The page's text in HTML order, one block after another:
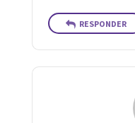
RESPONDER